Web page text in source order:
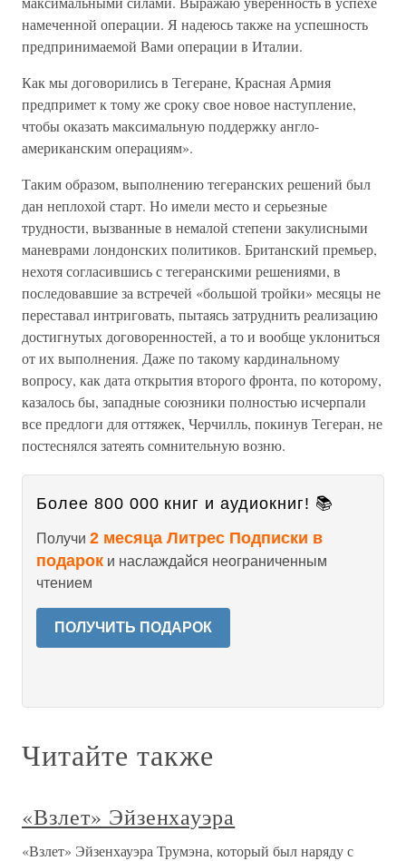
намеченной операции. Я надеюсь также на успешность
предпринимаемой Вами операции в Италии.
Как мы договорились в Тегеране, Красная Армия
предпримет к тому же сроку свое новое наступление,
чтобы оказать максимальную поддержку англо-
американским операциям».
Таким образом, выполнению тегеранских решений был
дан неплохой старт. Но имели место и серьезные
трудности, вызванные в немалой степени закулисными
маневрами лондонских политиков. Британский премьер,
нехотя согласившись с тегеранскими решениями, в
последовавшие за встречей «большой тройки» месяцы не
переставал интриговать, пытаясь затруднить реализацию
достигнутых договоренностей, а то и вообще уклониться
от их выполнения. Даже по такому кардинальному
вопросу, как дата открытия второго фронта, по которому,
казалось бы, западные союзники полностью исчерпали
все предлоги для оттяжек, Черчилль, покинув Тегеран, не
постеснялся затеять сомнительную возню.
Более 800 000 книг и аудиокниг! 📚
Получи 2 месяца Литрес Подписки в
подарок и наслаждайся неограниченным
чтением
ПОЛУЧИТЬ ПОДАРОК
Читайте также
«Взлет» Эйзенхауэра
«Взлет» Эйзенхауэра Трумэна, который был наряду с